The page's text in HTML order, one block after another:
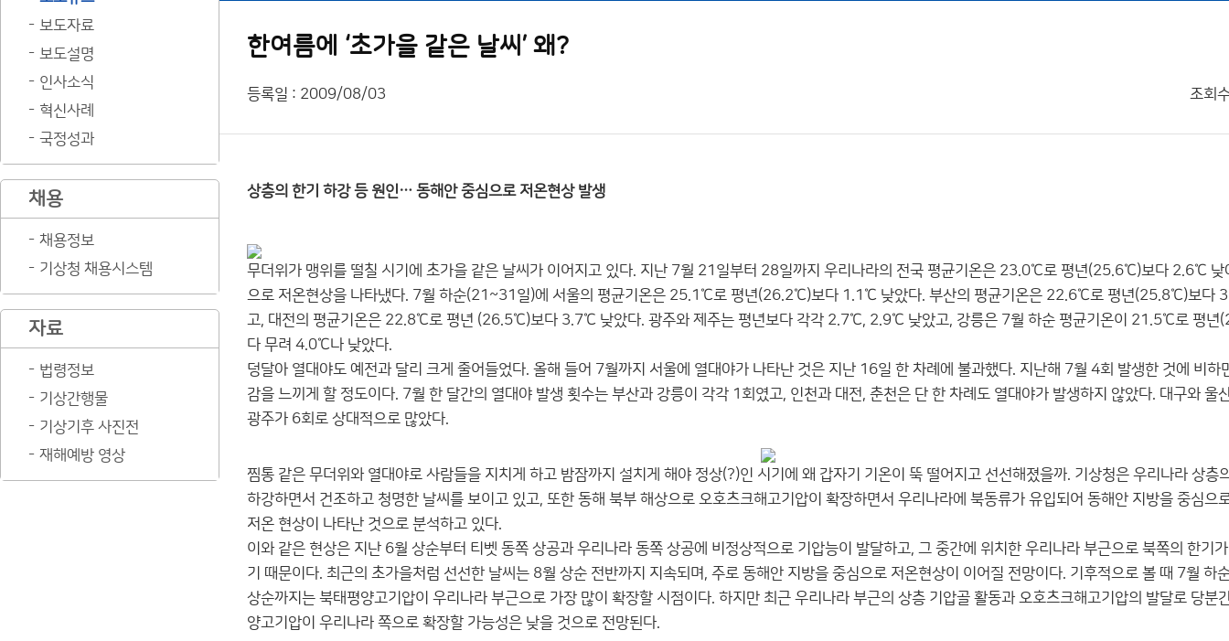
보도자료
보도설명
인사소식
혁신사례
국정성과
채용
채용정보
기상청 채용시스템
자료
법령정보
기상간행물
기상기후 사진전
재해예방 영상
한여름에 ‘초가을 같은 날씨’ 왜?
등록일 : 2009/08/03 조회
상층의 한기 하강 등 원인… 동해안 중심으로 저온현상 발생
무더위가 맹위를 떨칠 시기에 초가을 같은 날씨가 이어지고 있다. 지난 7월 21일부터 28일까지 우리나라의 전국 평균기온은 23.0℃로 평년(25.6℃)보다 2.6℃ 낮
으로 저온현상을 나타냈다. 7월 하순(21~31일)에 서울의 평균기온은 25.1℃로 평년(26.2℃)보다 1.1℃ 낮았다. 부산의 평균기온은 22.6℃로 평년(25.8℃)보다
고, 대전의 평균기온은 22.8℃로 평년 (26.5℃)보다 3.7℃ 낮았다. 광주와 제주는 평년보다 각각 2.7℃, 2.9℃ 낮았고, 강릉은 7월 하순 평균기온이 21.5℃로 평
다 무려 4.0℃나 낮았다.
덩달아 열대야도 예전과 달리 크게 줄어들었다. 올해 들어 7월까지 서울에 열대야가 나타난 것은 지난 16일 한 차례에 불과했다. 지난해 7월 4회 발생한 것에 비하
감을 느끼게 할 정도이다. 7월 한 달간의 열대야 발생 횟수는 부산과 강릉이 각각 1회였고, 인천과 대전, 춘천은 단 한 차례도 열대야가 발생하지 않았다. 대구와 울
광주가 6회로 상대적으로 많았다.
찜통 같은 무더위와 열대야로 사람들을 지치게 하고 밤잠까지 설치게 해야 정상(?)인 시기에 왜 갑자기 기온이 뚝 떨어지고 선선해졌을까. 기상청은 우리나라 상층
하강하면서 건조하고 청명한 날씨를 보이고 있고, 또한 동해 북부 해상으로 오호츠크해고기압이 확장하면서 우리나라에 북동류가 유입되어 동해안 지방을 중심으
저온 현상이 나타난 것으로 분석하고 있다.
이와 같은 현상은 지난 6월 상순부터 티벳 동쪽 상공과 우리나라 동쪽 상공에 비정상적으로 기압능이 발달하고, 그 중간에 위치한 우리나라 부근으로 북쪽의 한기
기 때문이다. 최근의 초가을처럼 선선한 날씨는 8월 상순 전반까지 지속되며, 주로 동해안 지방을 중심으로 저온현상이 이어질 전망이다. 기후적으로 볼 때 7월 하
상순까지는 북태평양고기압이 우리나라 부근으로 가장 많이 확장할 시점이다. 하지만 최근 우리나라 부근의 상층 기압골 활동과 오호츠크해고기압의 발달로 당분
양고기압이 우리나라 쪽으로 확장할 가능성은 낮을 것으로 전망된다.